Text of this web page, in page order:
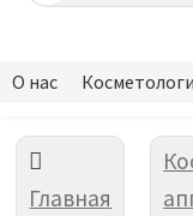
О нас
Главная